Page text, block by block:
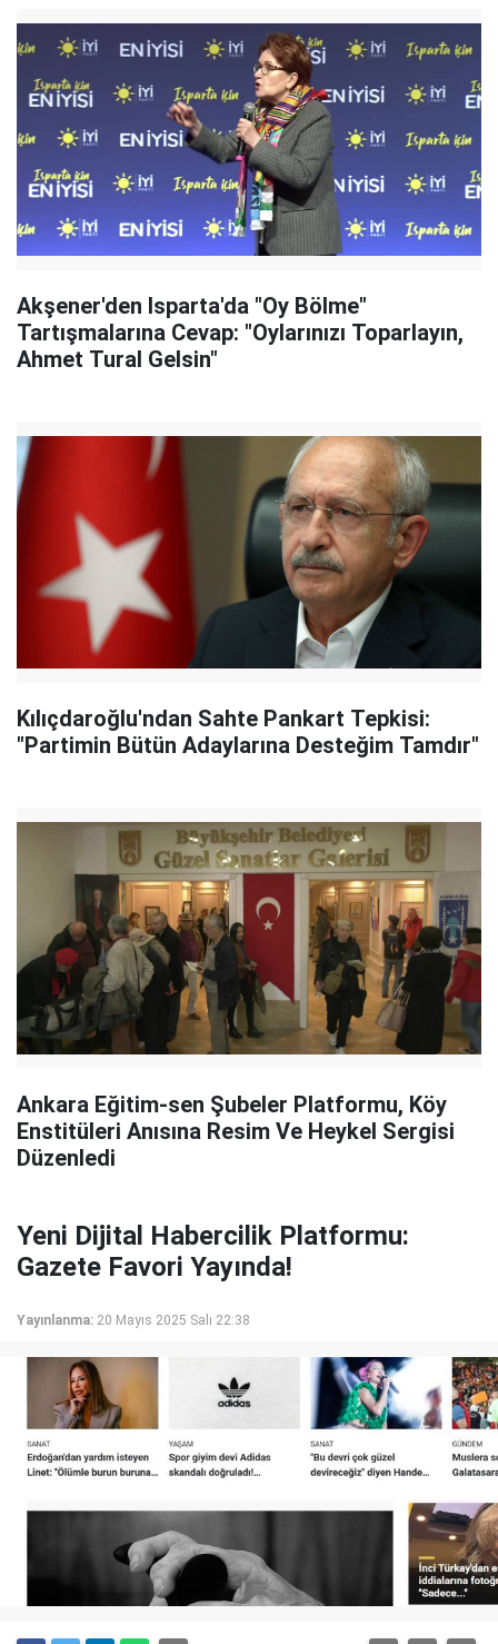
Akşener'den Isparta'da "Oy Bölme"
Tartışmalarına Cevap: "Oylarınızı Toparlayın,
Ahmet Tural Gelsin"
Kılıçdaroğlu'ndan Sahte Pankart Tepkisi:
"Partimin Bütün Adaylarına Desteğim Tamdır"
Ankara Eğitim-sen Şubeler Platformu, Köy
Enstitüleri Anısına Resim Ve Heykel Sergisi
Düzenledi
Yeni Dijital Habercilik Platformu:
Gazete Favori Yayında!
Yayınlanma: 20 Mayıs 2025 Salı 22:38